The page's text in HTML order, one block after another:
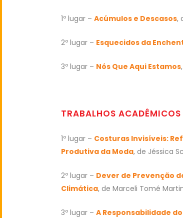
1º lugar – Acúmulos e Descasos,
2º lugar – Esquecidos da
3º lugar – Nós Que Aqui Estamos
TRABALHOS ACADÊMICOS
1º lugar – Costuras Invisíveis:
Produtiva da Moda, de Jéssica
2º lugar – Dever de Prevenção
Climática, de Marceli Tomé
3º lugar – A Responsabilidade